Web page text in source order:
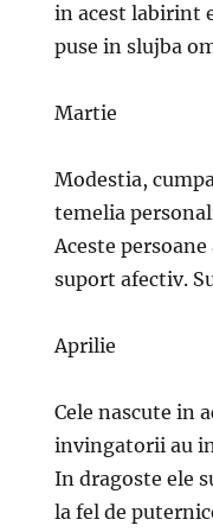
in acest labirint
puse in slujba
Martie
Modestia,
temelia
Aceste
suport afectiv.
Aprilie
Cele nascute in
invingatorii au
In dragoste ele
la fel de